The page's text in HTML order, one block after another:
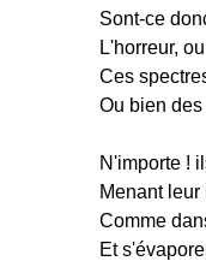
Sont-ce
L'horreur,
Ces
Ou bien
N'importe !
Menant
Comme
Et